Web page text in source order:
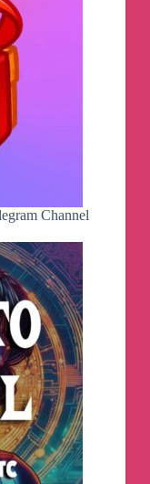
Channel